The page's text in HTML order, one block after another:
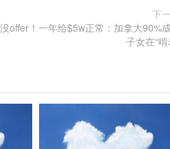
下
offer！一年给$5w正常：加拿大90%
子女在“啃